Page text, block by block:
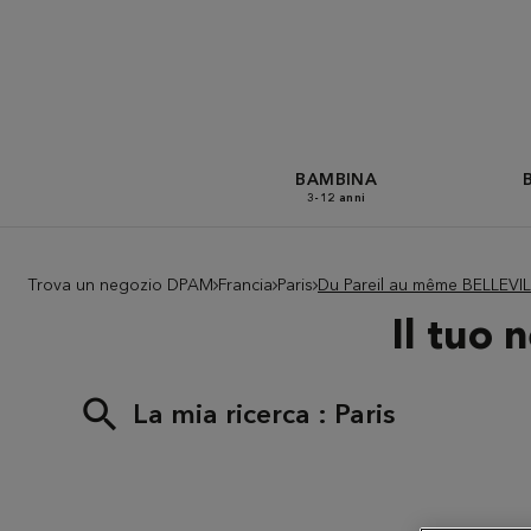
BAMBINA
3-12 anni
Trova un negozio DPAM Francia Paris Du Pareil au même
Il tuo
La mia ricerca : Paris